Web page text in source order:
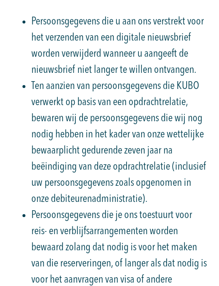
Persoonsgegevens die u aan ons verstrekt voor
het verzenden van een digitale nieuwsbrief
worden verwijderd wanneer u aangeeft de
nieuwsbrief niet langer te willen ontvangen.
Ten aanzien van persoonsgegevens die KUBO
verwerkt op basis van een opdrachtrelatie,
bewaren wij de persoonsgegevens die wij nog
nodig hebben in het kader van onze wettelijke
bewaarplicht gedurende zeven jaar na
beëindiging van deze opdrachtrelatie (inclusief
uw persoonsgegevens zoals opgenomen in
onze debiteurenadministratie).
Persoonsgegevens die je ons toestuurt voor
reis- en verblijfsarrangementen worden
bewaard zolang dat nodig is voor het maken
van die reserveringen, of langer als dat nodig is
voor het aanvragen van visa of andere